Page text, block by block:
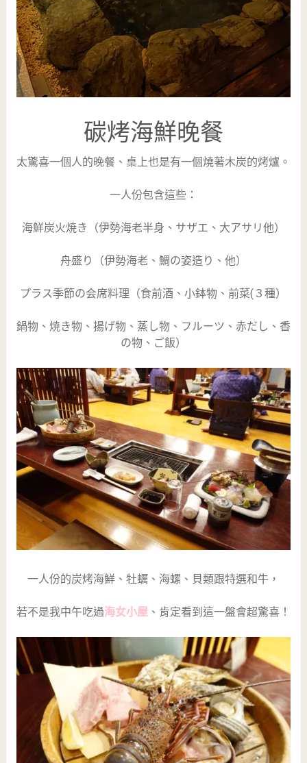
碳烤海鮮晚餐
太驚喜一個人的晚餐、桌上也是有一個燒著木炭的烤爐。
一人份包含這些：
海鮮炭火焼き（伊勢海老半身、サザエ、大アサリ他）
舟盛り（伊勢海老、鯛の姿造り、他）
プラス季節の会席料理（食前酒、小鉢物、前菜(３種）
鍋物、焼き物、揚げ物、蒸し物、フルーツ、赤だし、香
の物、ご飯）
一人份的炭烤海鮮、牡蠣、海螺、貝類跟特選和牛，
若不是我中午吃過海女小屋、肯定看到這一盤會超驚喜！